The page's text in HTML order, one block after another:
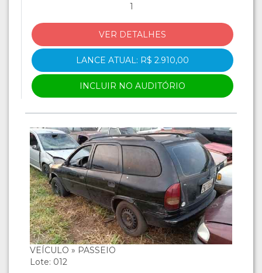
1
VER DETALHES
LANCE ATUAL: R$ 2.910,00
INCLUIR NO AUDITÓRIO
VEÍCULO » PASSEIO
Lote: 012